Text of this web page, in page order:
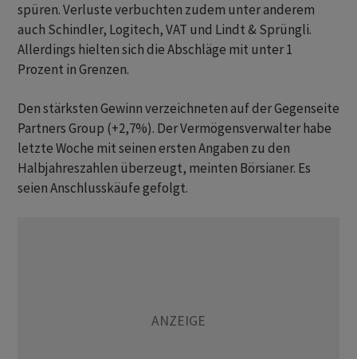
spüren. Verluste verbuchten zudem unter anderem
auch Schindler, Logitech, VAT und Lindt & Sprüngli.
Allerdings hielten sich die Abschläge mit unter 1
Prozent in Grenzen.
Den stärksten Gewinn verzeichneten auf der Gegenseite
Partners Group (+2,7%). Der Vermögensverwalter habe
letzte Woche mit seinen ersten Angaben zu den
Halbjahreszahlen überzeugt, meinten Börsianer. Es
seien Anschlusskäufe gefolgt.